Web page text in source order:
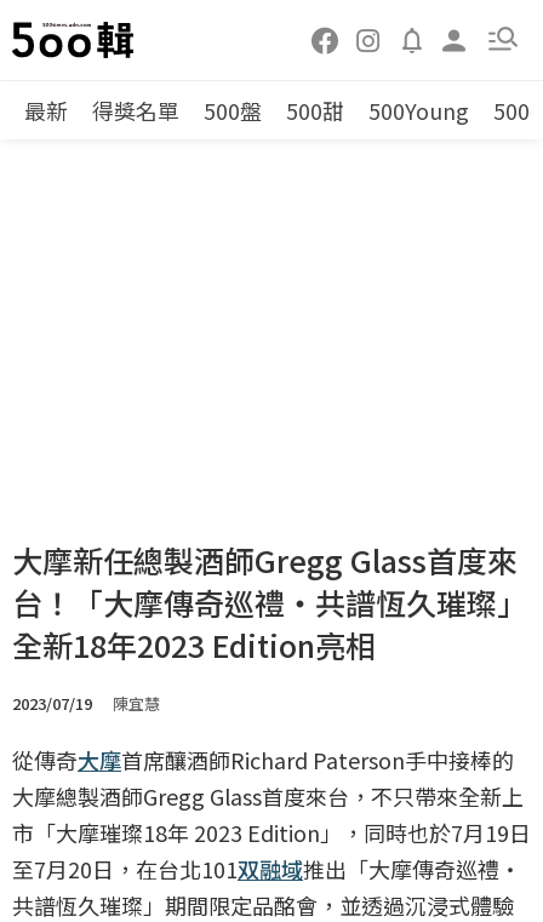
最新 得獎名單 500盤 500甜 500Young 500
大摩新任總製酒師Gregg Glass首度來
台！「大摩傳奇巡禮・共譜恆久璀璨」
全新18年2023 Edition亮相
2023/07/19 陳宜慧
從傳奇大摩首席釀酒師Richard Paterson手中接棒的
大摩總製酒師Gregg Glass首度來台，不只帶來全新上
市「大摩璀璨18年 2023 Edition」，同時也於7月19日
至7月20日，在台北101双融域推出「大摩傳奇巡禮・
共譜恆久璀璨」期間限定品酩會，並透過沉浸式體驗